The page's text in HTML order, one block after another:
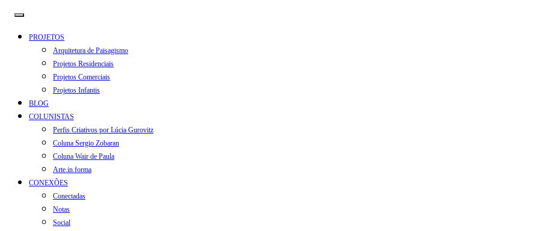
PROJETOS
Arquitetura de Paisagismo
Projetos Residenciais
Projetos Comerciais
Projetos Infantis
BLOG
COLUNISTAS
Perfis Criativos por Lúcia Gurovitz
Coluna Sergio Zobaran
Coluna Wair de Paula
Arte.in.forma
CONEXÕES
Conectadas
Notas
Social